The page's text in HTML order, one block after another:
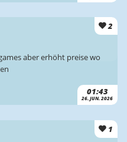
2
01:43
26. JUN. 2026
aber erhöht preise wo
1